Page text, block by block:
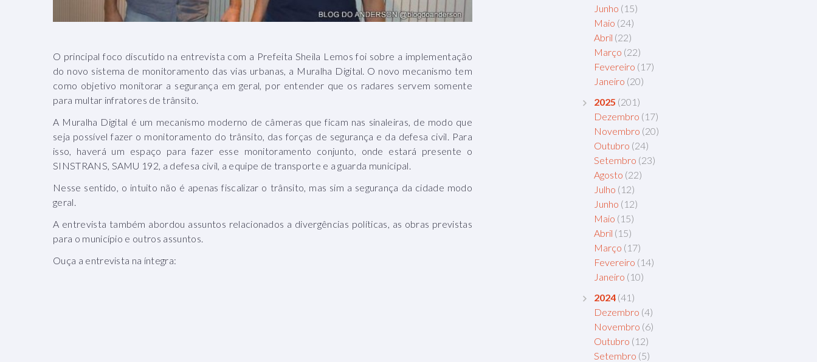
O principal foco discutido na entrevista com a Prefeita Sheila Lemos foi sobre a implementação
do novo sistema de monitoramento das vias urbanas, a Muralha Digital. O novo mecanismo tem
como objetivo monitorar a segurança em geral, por entender que os radares servem somente
para multar infratores de trânsito.
A Muralha Digital é um mecanismo moderno de câmeras que ficam nas sinaleiras, de modo que
seja possível fazer o monitoramento do trânsito, das forças de segurança e da defesa civil. Para
isso, haverá um espaço para fazer esse monitoramento conjunto, onde estará presente o
SINSTRANS, SAMU 192, a defesa civil, a equipe de transporte e a guarda municipal.
Nesse sentido, o intuito não é apenas fiscalizar o trânsito, mas sim a segurança da cidade modo
geral.
A entrevista também abordou assuntos relacionados a divergências políticas, as obras previstas
para o município e outros assuntos.
Ouça a entrevista na íntegra:
Junho (15)
Maio (24)
Abril (22)
Março (22)
Fevereiro (17)
Janeiro (20)
2025 (201)
Dezembro (17)
Novembro (20)
Outubro (24)
Setembro (23)
Agosto (22)
Julho (12)
Junho (12)
Maio (15)
Abril (15)
Março (17)
Fevereiro (14)
Janeiro (10)
2024 (41)
Dezembro (4)
Novembro (6)
Outubro (12)
Setembro (5)